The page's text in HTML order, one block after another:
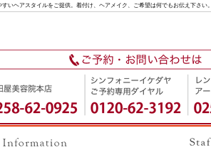
いヘアスタイルをご提供。着付け、ヘアメイク、ご希望は何でもお伝え下さい。